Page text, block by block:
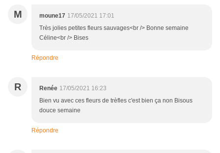
M moune17 17/05/2021 17:01
Très jolies petites fleurs sauvages<br /> Bonne semaine
Céline<br /> Bises
Répondre
R Renée 17/05/2021 16:23
Bien vu avec ces fleurs de trèfles c'est bien ça non Bisous
douce semaine
Répondre